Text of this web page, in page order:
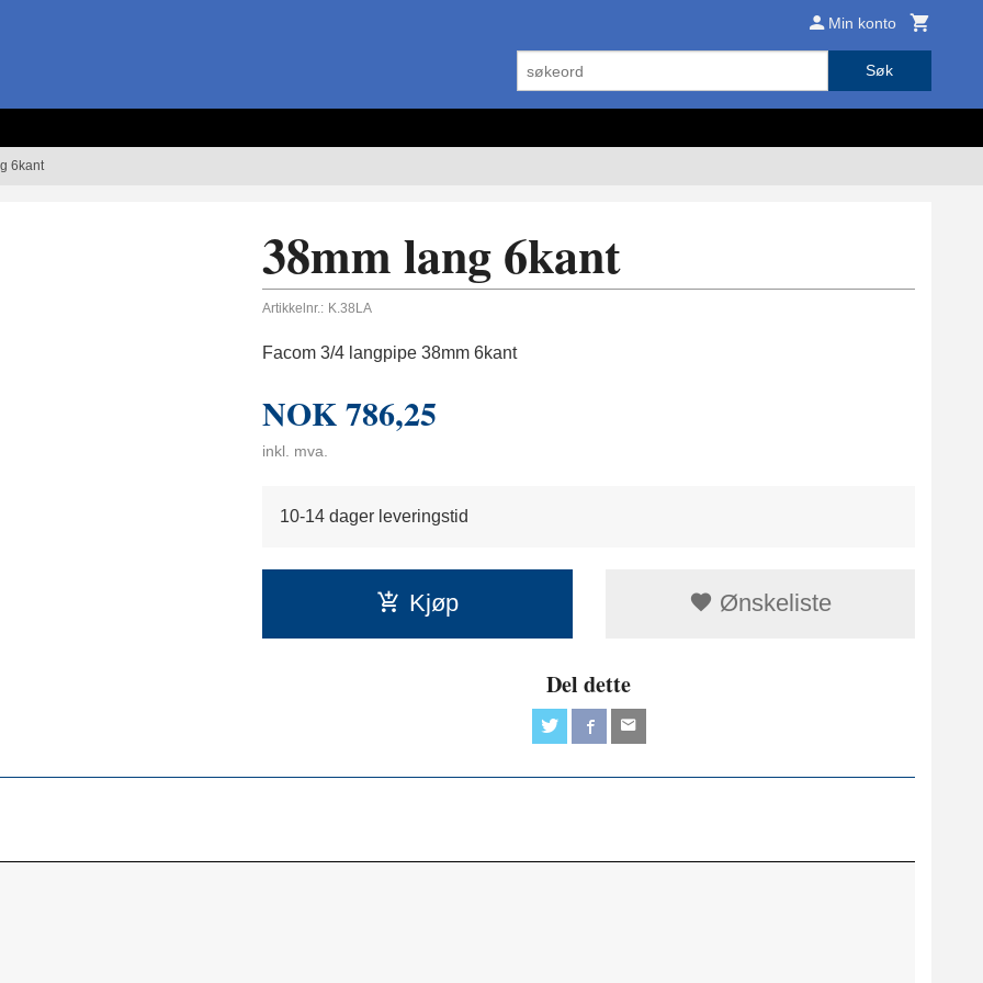
Min konto
Søk
6kant
38mm lang 6kant
Artikkelnr.: K.38LA
Facom 3/4 langpipe 38mm 6kant
NOK786,25
inkl. mva.
10-14 dager leveringstid
Kjøp Ønskeliste
Del dette